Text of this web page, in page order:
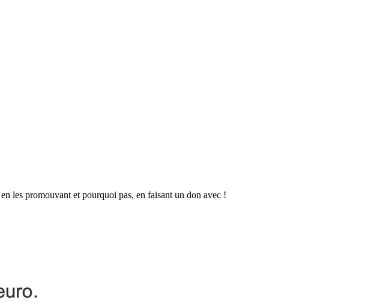
les promouvant et pourquoi pas, en faisant un don avec !